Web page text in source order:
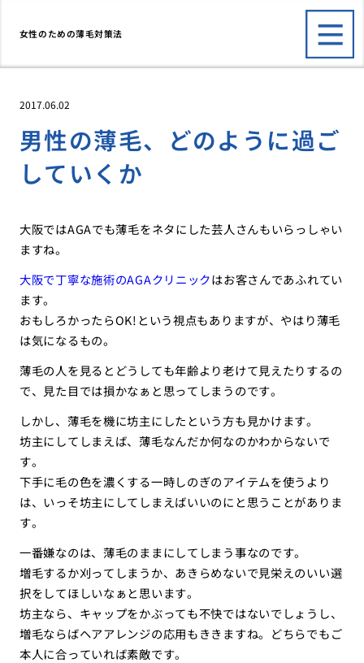
女性のための薄毛対策法
2017.06.02
男性の薄毛、どのように過ご
していくか
大阪ではAGAでも薄毛をネタにした芸人さんもいらっしゃい
ますね。
大阪で丁寧な施術のAGAクリニックはお客さんであふれてい
ます。
おもしろかったらOK!という視点もありますが、やはり薄毛
は気になるもの。
薄毛の人を見るとどうしても年齢より老けて見えたりするの
で、見た目では損かなぁと思ってしまうのです。
しかし、薄毛を機に坊主にしたという方も見かけます。
坊主にしてしまえば、薄毛なんだか何なのかわからないで
す。
下手に毛の色を濃くする一時しのぎのアイテムを使うより
は、いっそ坊主にしてしまえばいいのにと思うことがありま
す。
一番嫌なのは、薄毛のままにしてしまう事なのです。
増毛するか刈ってしまうか、あきらめないで見栄えのいい選
択をしてほしいなぁと思います。
坊主なら、キャップをかぶっても不快ではないでしょうし、
増毛ならばヘアアレンジの応用もききますね。どちらでもご
本人に合っていれば素敵です。